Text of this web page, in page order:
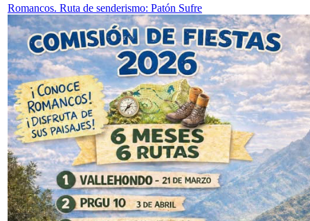
Romancos. Ruta de senderismo: Patón Sufre